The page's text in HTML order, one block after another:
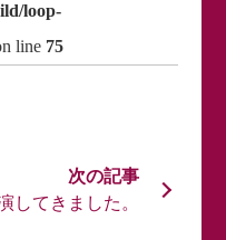
loop-
line 75
してきました。